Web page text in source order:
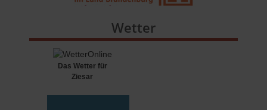
Wetter
Das Wetter für
Ziesar